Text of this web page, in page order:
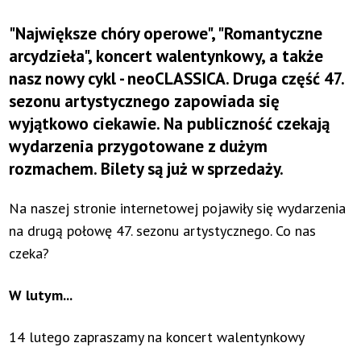
"Największe chóry operowe", "Romantyczne
arcydzieła", koncert walentynkowy, a także
nasz nowy cykl - neoCLASSICA. Druga część 47.
sezonu artystycznego zapowiada się
wyjątkowo ciekawie. Na publiczność czekają
wydarzenia przygotowane z dużym
rozmachem. Bilety są już w sprzedaży.
Na naszej stronie internetowej pojawiły się wydarzenia
na drugą połowę 47. sezonu artystycznego. Co nas
czeka?
W lutym...
14 lutego zapraszamy na koncert walentynkowy